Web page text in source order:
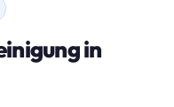
in